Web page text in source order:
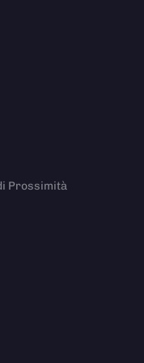
Prossimità